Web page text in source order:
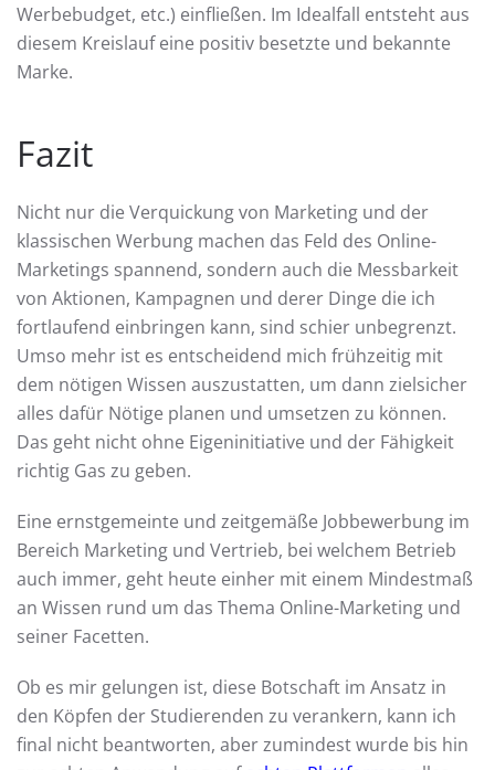
Werbebudget, etc.) einfließen. Im Idealfall entsteht aus
diesem Kreislauf eine positiv besetzte und bekannte
Marke.
Fazit
Nicht nur die Verquickung von Marketing und der
klassischen Werbung machen das Feld des Online-
Marketings spannend, sondern auch die Messbarkeit
von Aktionen, Kampagnen und derer Dinge die ich
fortlaufend einbringen kann, sind schier unbegrenzt.
Umso mehr ist es entscheidend mich frühzeitig mit
dem nötigen Wissen auszustatten, um dann zielsicher
alles dafür Nötige planen und umsetzen zu können.
Das geht nicht ohne Eigeninitiative und der Fähigkeit
richtig Gas zu geben.
Eine ernstgemeinte und zeitgemäße Jobbewerbung im
Bereich Marketing und Vertrieb, bei welchem Betrieb
auch immer, geht heute einher mit einem Mindestmaß
an Wissen rund um das Thema Online-Marketing und
seiner Facetten.
Ob es mir gelungen ist, diese Botschaft im Ansatz in
den Köpfen der Studierenden zu verankern, kann ich
final nicht beantworten, aber zumindest wurde bis hin